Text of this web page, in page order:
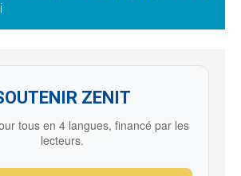
ZENIT
tous en 4 langues, financé par les
lecteurs.